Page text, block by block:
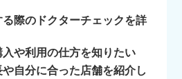
際のドクターチェックを詳
や利用の仕方を知りたい
自分に合った店舗を紹介し